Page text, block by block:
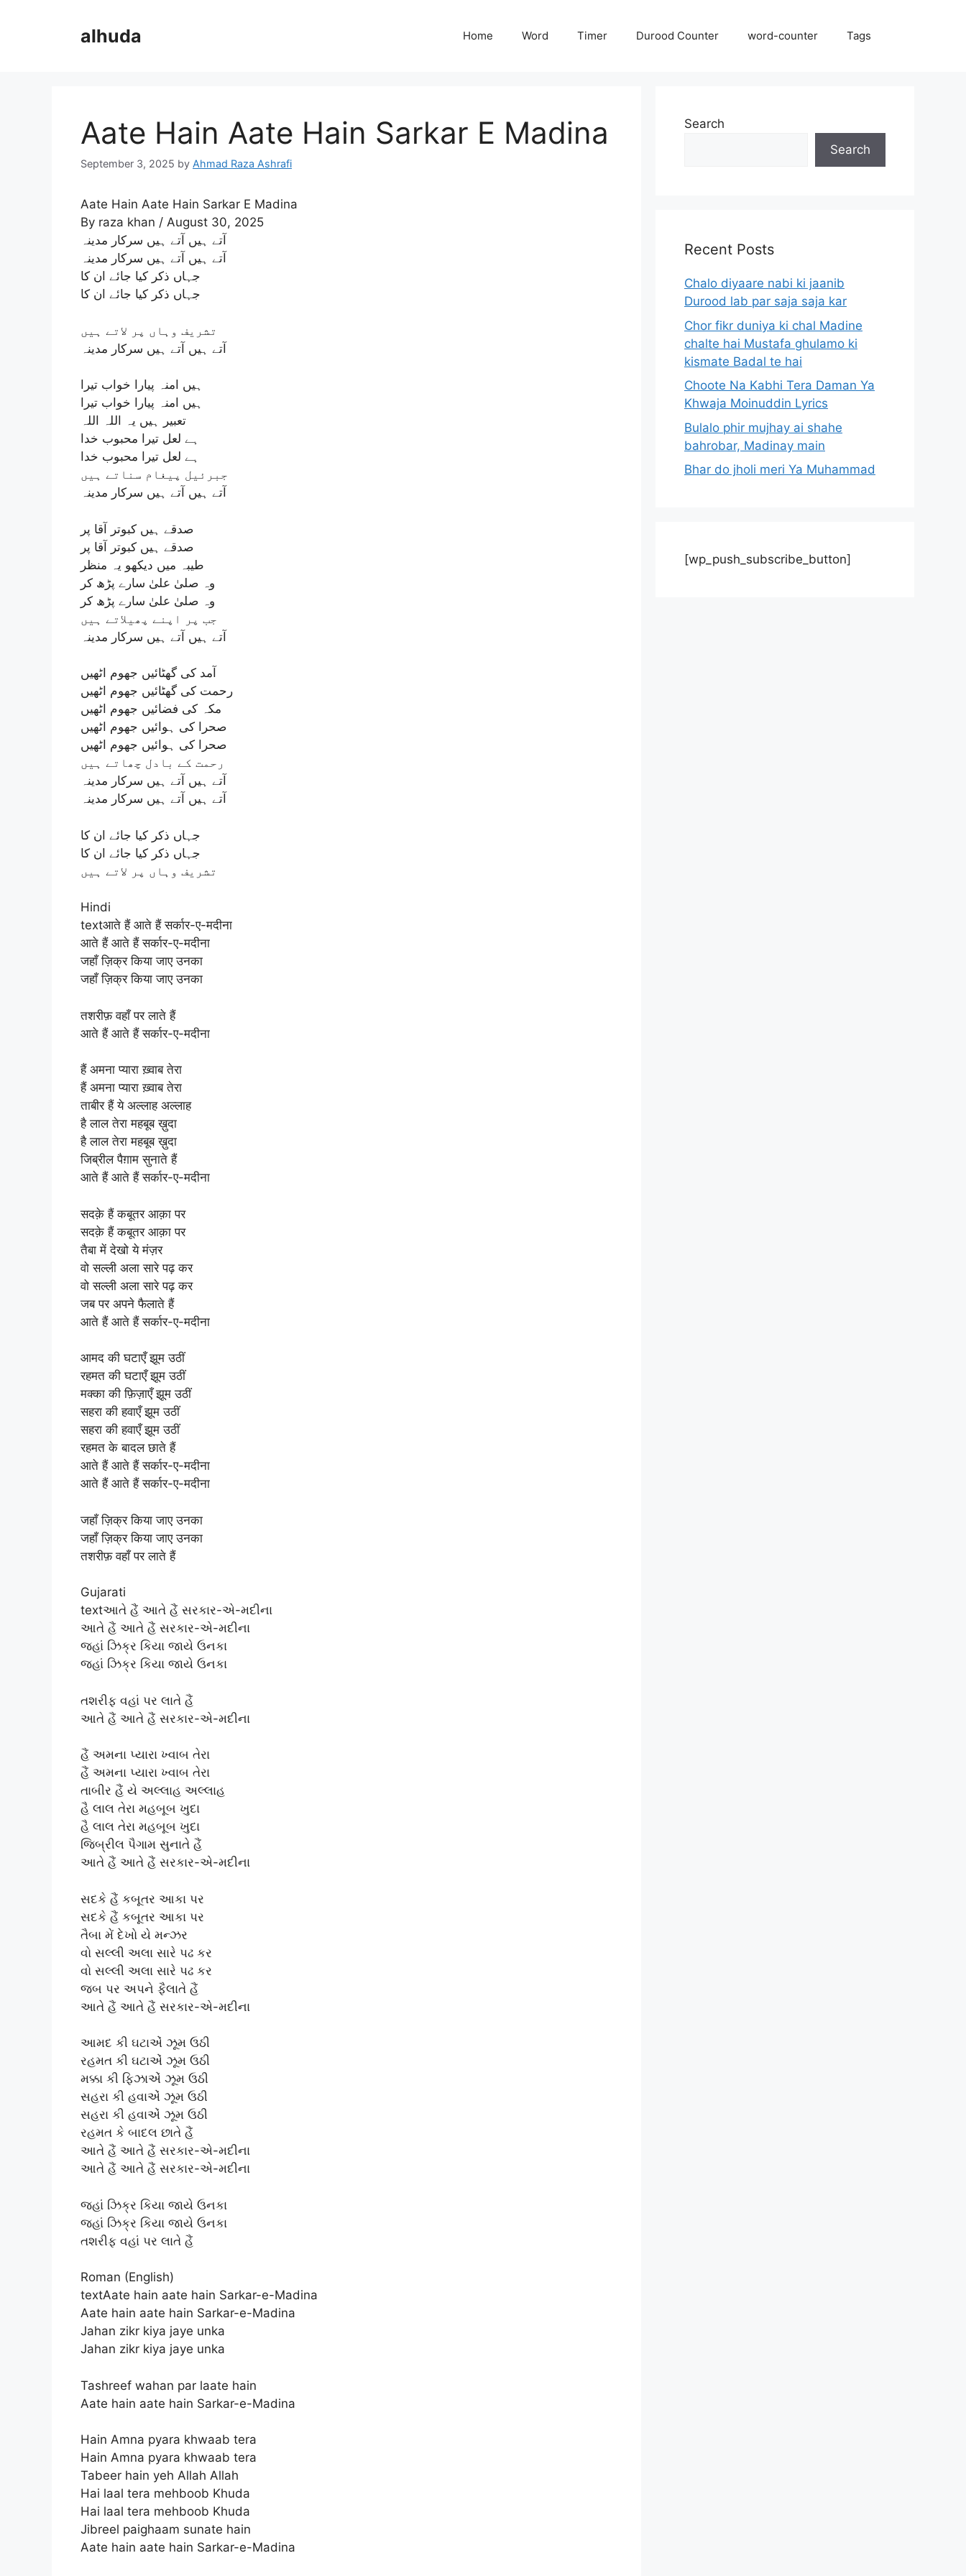
alhuda Home Word Timer Durood Counter word-counter Tags
Aate Hain Aate Hain Sarkar E Madina
September 3, 2025 by Ahmad Raza Ashrafi
Aate Hain Aate Hain Sarkar E Madina
By raza khan / August 30, 2025
آتے ہیں آتے ہیں سرکار مدینہ
آتے ہیں آتے ہیں سرکار مدینہ
جہاں ذکر کیا جائے ان کا
جہاں ذکر کیا جائے ان کا
تشریف وہاں پر لاتے ہیں
آتے ہیں آتے ہیں سرکار مدینہ
ہیں امنہ پیارا خواب تیرا
ہیں امنہ پیارا خواب تیرا
تعبیر ہیں یہ اللہ اللہ
ہے لعل تیرا محبوب خدا
ہے لعل تیرا محبوب خدا
جبرئیل پیغام سناتے ہیں
آتے ہیں آتے ہیں سرکار مدینہ
صدقے ہیں کبوتر آقا پر
صدقے ہیں کبوتر آقا پر
طیبہ میں دیکھو یہ منظر
وہ صلیٰ علیٰ سارے پڑھ کر
وہ صلیٰ علیٰ سارے پڑھ کر
جب پر اپنے پھیلاتے ہیں
آتے ہیں آتے ہیں سرکار مدینہ
آمد کی گھٹائیں جھوم اٹھیں
رحمت کی گھٹائیں جھوم اٹھیں
مکہ کی فضائیں جھوم اٹھیں
صحرا کی ہوائیں جھوم اٹھیں
صحرا کی ہوائیں جھوم اٹھیں
رحمت کے بادل چھاتے ہیں
آتے ہیں آتے ہیں سرکار مدینہ
آتے ہیں آتے ہیں سرکار مدینہ
جہاں ذکر کیا جائے ان کا
جہاں ذکر کیا جائے ان کا
تشریف وہاں پر لاتے ہیں
Hindi
textआते हैं आते हैं सर्कार-ए-मदीना
आते हैं आते हैं सर्कार-ए-मदीना
जहाँ ज़िक्र किया जाए उनका
जहाँ ज़िक्र किया जाए उनका
तशरीफ़ वहाँ पर लाते हैं
आते हैं आते हैं सर्कार-ए-मदीना
हैं अमना प्यारा ख़्वाब तेरा
हैं अमना प्यारा ख़्वाब तेरा
ताबीर हैं ये अल्लाह अल्लाह
है लाल तेरा महबूब ख़ुदा
है लाल तेरा महबूब ख़ुदा
जिब्रील पैग़ाम सुनाते हैं
आते हैं आते हैं सर्कार-ए-मदीना
सदक़े हैं कबूतर आक़ा पर
सदक़े हैं कबूतर आक़ा पर
तैबा में देखो ये मंज़र
वो सल्ली अला सारे पढ़ कर
वो सल्ली अला सारे पढ़ कर
जब पर अपने फैलाते हैं
आते हैं आते हैं सर्कार-ए-मदीना
आमद की घटाएँ झूम उठीं
रहमत की घटाएँ झूम उठीं
मक्का की फ़िज़ाएँ झूम उठीं
सहरा की हवाएँ झूम उठीं
सहरा की हवाएँ झूम उठीं
रहमत के बादल छाते हैं
आते हैं आते हैं सर्कार-ए-मदीना
आते हैं आते हैं सर्कार-ए-मदीना
जहाँ ज़िक्र किया जाए उनका
जहाँ ज़िक्र किया जाए उनका
तशरीफ़ वहाँ पर लाते हैं
Gujarati
textઆતે હૈં આતે હૈં સરકાર-એ-મદીના
આતે હૈં આતે હૈં સરકાર-એ-મદીના
જહાં ઝિક્ર કિયા જાયે ઉનકા
જહાં ઝિક્ર કિયા જાયે ઉનકા
તશરીફ વહાં પર લાતે હૈં
આતે હૈં આતે હૈં સરકાર-એ-મદીના
હૈં અમના પ્યારા ખ્વાબ તેરા
હૈં અમના પ્યારા ખ્વાબ તેરા
તાબીર હૈં યે અલ્લાહ અલ્લાહ
હૈ લાલ તેરા મહબૂબ ખુદા
હૈ લાલ તેરા મહબૂબ ખુદા
જિબ્રીલ પૈગામ સુનાતે હૈં
આતે હૈં આતે હૈં સરકાર-એ-મદીના
સદકે હૈં કબૂતર આકા પર
સદકે હૈં કબૂતર આકા પર
તૈબા મેં દેખો યે મન્ઝર
વો સલ્લી અલા સારે પઢ કર
વો સલ્લી અલા સારે પઢ કર
જબ પર અપને ફૈલાતે હૈં
આતે હૈં આતે હૈં સરકાર-એ-મદીના
આમદ કી ઘટાએં ઝૂમ ઉઠી
રહમત કી ઘટાએં ઝૂમ ઉઠી
મક્કા કી ફિઝાએં ઝૂમ ઉઠી
સહરા કી હવાએં ઝૂમ ઉઠી
સહરા કી હવાએં ઝૂમ ઉઠી
રહમત કે બાદલ છાતે હૈં
આતે હૈં આતે હૈં સરકાર-એ-મદીના
આતે હૈં આતે હૈં સરકાર-એ-મદીના
જહાં ઝિક્ર કિયા જાયે ઉનકા
જહાં ઝિક્ર કિયા જાયે ઉનકા
તશરીફ વહાં પર લાતે હૈં
Roman (English)
textAate hain aate hain Sarkar-e-Madina
Aate hain aate hain Sarkar-e-Madina
Jahan zikr kiya jaye unka
Jahan zikr kiya jaye unka
Tashreef wahan par laate hain
Aate hain aate hain Sarkar-e-Madina
Hain Amna pyara khwaab tera
Hain Amna pyara khwaab tera
Tabeer hain yeh Allah Allah
Hai laal tera mehboob Khuda
Hai laal tera mehboob Khuda
Jibreel paighaam sunate hain
Aate hain aate hain Sarkar-e-Madina
Search
Search
Recent Posts
Chalo diyaare nabi ki jaanib
Durood lab par saja saja kar
Chor fikr duniya ki chal Madine
chalte hai Mustafa ghulamo ki
kismate Badal te hai
Choote Na Kabhi Tera Daman Ya
Khwaja Moinuddin Lyrics
Bulalo phir mujhay ai shahe
bahrobar, Madinay main
Bhar do jholi meri Ya Muhammad
[wp_push_subscribe_button]